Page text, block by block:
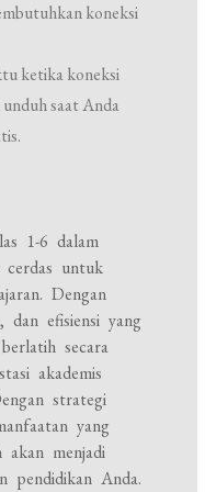
koneksi
ketika koneksi
saat Anda
1-6 dalam
cerdas untuk
Dengan
dan efisiensi yang
secara
akademis
strategi
yang
akan menjadi
pendidikan Anda.